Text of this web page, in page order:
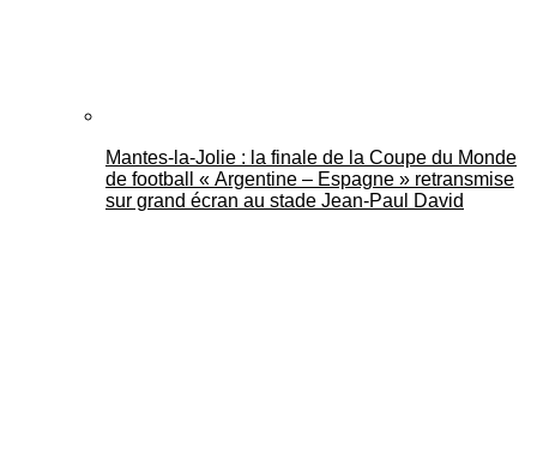
Mantes-la-Jolie : la finale de la Coupe du Monde
de football « Argentine – Espagne » retransmise
sur grand écran au stade Jean-Paul David